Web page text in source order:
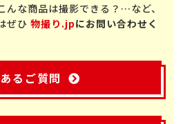
んな商品は撮影できる？…など、
ぜひ 物撮り.jpにお問い合わせく
るご質問